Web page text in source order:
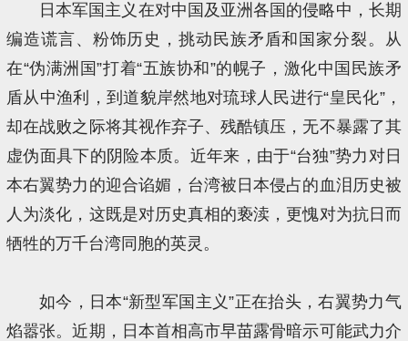
日本军国主义在对中国及亚洲各国的侵略中，长期
编造谎言、粉饰历史，挑动民族矛盾和国家分裂。从
在“伪满洲国”打着“五族协和”的幌子，激化中国民族矛
盾从中渔利，到道貌岸然地对琉球人民进行“皇民化”，
却在战败之际将其视作弃子、残酷镇压，无不暴露了其
虚伪面具下的阴险本质。近年来，由于“台独”势力对日
本右翼势力的迎合谄媚，台湾被日本侵占的血泪历史被
人为淡化，这既是对历史真相的亵渎，更愧对为抗日而
牺牲的万千台湾同胞的英灵。
如今，日本“新型军国主义”正在抬头，右翼势力气
焰嚣张。近期，日本首相高市早苗露骨暗示可能武力介